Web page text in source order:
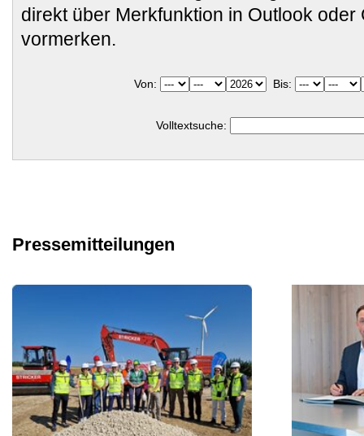
direkt über Merkfunktion in Outlook oder
vormerken.
Von: Bis:
Volltextsuche:
Pressemitteilungen